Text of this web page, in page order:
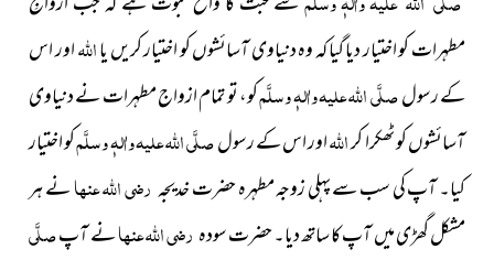
مطہرات کو اختیار دیا گیا کہ وہ دنیاوی آسائشوں کو اختیار کریں یااللہاور اس
کے رسولصلَّی اللہ علیہ واٰلہٖ وسلَّمکو، تو تمام ازواج مطہرات نے دنیاوی
آسائشوںکو ٹھکرا کراللہاور اس کے رسولصلَّی اللہ علیہ واٰلہٖ وسلَّمکو اختیار
کیا۔ آپ کی سب سے پہلی زوجہ مطہرہ حضرت خدیجہرضی اللہ عنہانے ہر
مشکل گھڑی میں آپ کا ساتھ دیا۔ حضرت سودہرضی اللہ عنہانے آپصلَّی